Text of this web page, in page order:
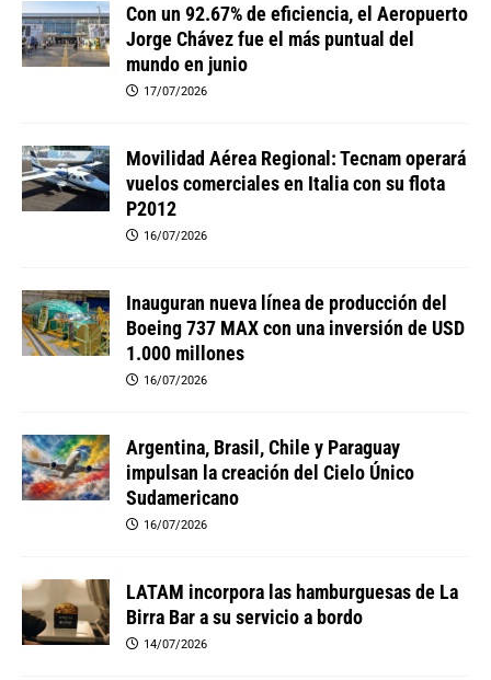
Con un 92.67% de eficiencia, el Aeropuerto
Jorge Chávez fue el más puntual del
mundo en junio
17/07/2026
Movilidad Aérea Regional: Tecnam operará
vuelos comerciales en Italia con su flota
P2012
16/07/2026
Inauguran nueva línea de producción del
Boeing 737 MAX con una inversión de USD
1.000 millones
16/07/2026
Argentina, Brasil, Chile y Paraguay
impulsan la creación del Cielo Único
Sudamericano
16/07/2026
LATAM incorpora las hamburguesas de La
Birra Bar a su servicio a bordo
14/07/2026